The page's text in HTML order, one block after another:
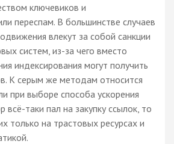
ключевиков и
переспам. В большинстве случаев
влекут за собой санкции
систем, из-за чего вместо
индексирования могут получить
К серым же методам относится
при выборе способа ускорения
всё-таки пал на закупку ссылок, то
только на трастовых ресурсах и